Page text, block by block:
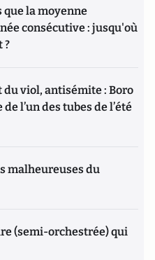
que la moyenne
consécutive : jusqu'où
?
viol, antisémite : Boro
l’un des tubes de l’été
malheureuses du
(semi-orchestrée) qui